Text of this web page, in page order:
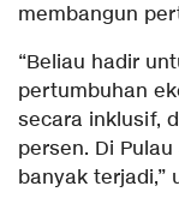
membangun
“Beliau hadir
pertumbuhan
secara inklusif,
persen. Di
banyak terjadi,”